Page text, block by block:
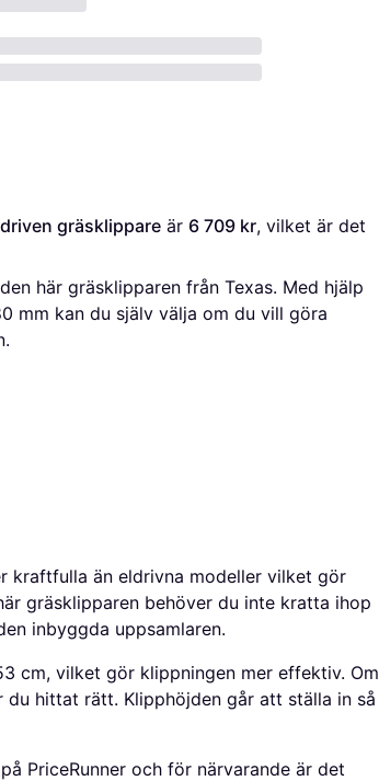
gräsklippare är 6 709 kr, vilket är det
här gräsklipparen från Texas. Med hjälp
mm kan du själv välja om du vill göra
kraftfulla än eldrivna modeller vilket gör
gräsklipparen behöver du inte kratta ihop
inbyggda uppsamlaren.
cm, vilket gör klippningen mer effektiv. Om
hittat rätt. Klipphöjden går att ställa in så
PriceRunner och för närvarande är det